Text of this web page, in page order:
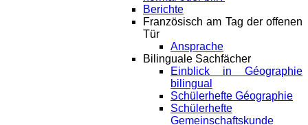
Berichte
Französisch am Tag der offenen
Tür
Ansprache
Bilinguale Sachfächer
Einblick in Géographie
bilingual
Schülerhefte Géographie
Schülerhefte
Gemeinschaftskunde